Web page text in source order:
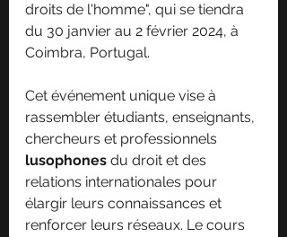
droits de l'homme", qui se tiendra
du 30 janvier au 2 février 2024, à
Coimbra, Portugal.
Cet événement unique vise à
rassembler étudiants, enseignants,
chercheurs et professionnels
lusophones du droit et des
relations internationales pour
élargir leurs connaissances et
renforcer leurs réseaux. Le cours